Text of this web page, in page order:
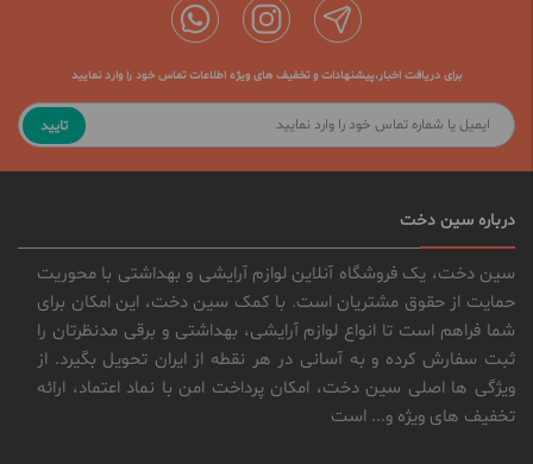
برای دریافت اخبار،پیشنهادات و تخفیف های ویژه اطلاعات تماس خود را وارد نمایید
تایید
درباره سین دخت
سین دخت، یک فروشگاه آنلاین لوازم آرایشی و بهداشتی با محوریت
حمایت از حقوق مشتریان است. با کمک سین دخت، این امکان برای
شما فراهم است تا انواع لوازم آرایشی، بهداشتی و برقی مدنظرتان را
ثبت سفارش کرده و به آسانی در هر نقطه از ایران تحویل بگیرد. از
ویژگی ها اصلی سین دخت، امکان پرداخت امن با نماد اعتماد، ارائه
تخفیف های ویژه و... است